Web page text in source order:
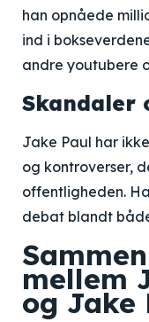
han opnåede
ind i
andre youtubere
Skandaler
Jake Paul har
og kontroverser,
offentligheden.
debat blandt
mellem
og Jake